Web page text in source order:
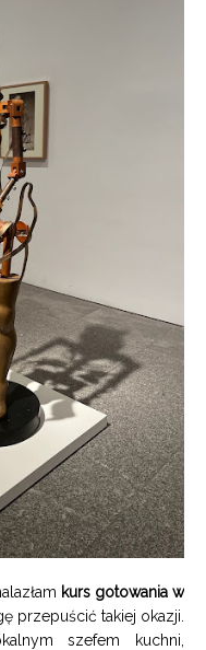
kurs gotowania w
przepuścić takiej okazji.
szefem kuchni,